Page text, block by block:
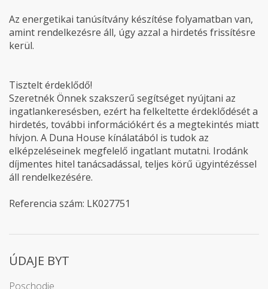
Az energetikai tanúsítvány készítése folyamatban van,
amint rendelkezésre áll, úgy azzal a hirdetés frissítésre
kerül.
Tisztelt érdeklődő!
Szeretnék Önnek szakszerű segítséget nyújtani az
ingatlankeresésben, ezért ha felkeltette érdeklődését a
hirdetés, további információkért és a megtekintés miatt
hívjon. A Duna House kínálatából is tudok az
elképzeléseinek megfelelő ingatlant mutatni. Irodánk
díjmentes hitel tanácsadással, teljes körű ügyintézéssel
áll rendelkezésére.
Referencia szám: LK027751
ÚDAJE BYT
Poschodie